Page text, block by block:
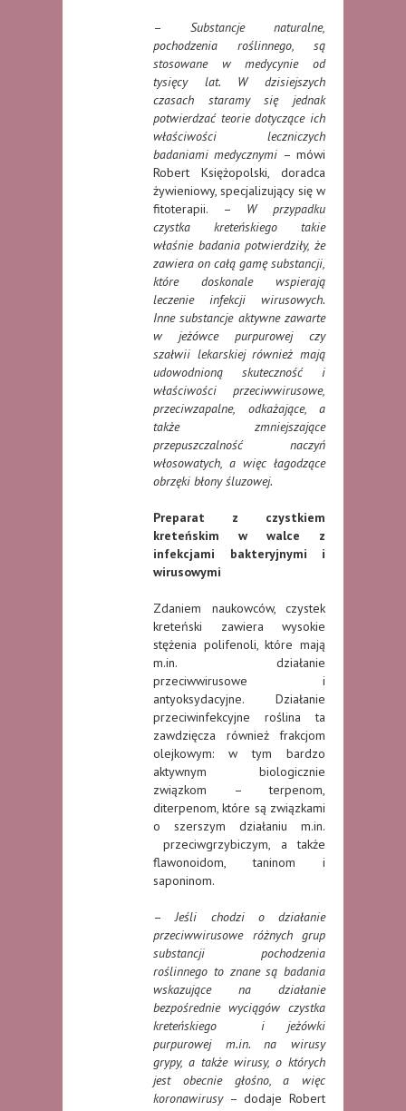
– Substancje naturalne,
pochodzenia roślinnego, są
stosowane w medycynie od
tysięcy lat. W dzisiejszych
czasach staramy się jednak
potwierdzać teorie dotyczące ich
właściwości leczniczych
badaniami medycznymi – mówi
Robert Księżopolski, doradca
żywieniowy, specjalizujący się w
fitoterapii. – W przypadku
czystka kreteńskiego takie
właśnie badania potwierdziły, że
zawiera on całą gamę substancji,
które doskonale wspierają
leczenie infekcji wirusowych.
Inne substancje aktywne zawarte
w jeżówce purpurowej czy
szałwii lekarskiej również mają
udowodnioną skuteczność i
właściwości przeciwwirusowe,
przeciwzapalne, odkażające, a
także zmniejszające
przepuszczalność naczyń
włosowatych, a więc łagodzące
obrzęki błony śluzowej.
Preparat z czystkiem
kreteńskim w walce z
infekcjami bakteryjnymi i
wirusowymi
Zdaniem naukowców, czystek
kreteński zawiera wysokie
stężenia polifenoli, które mają
m.in. działanie
przeciwwirusowe i
antyoksydacyjne. Działanie
przeciwinfekcyjne roślina ta
zawdzięcza również frakcjom
olejkowym: w tym bardzo
aktywnym biologicznie
związkom – terpenom,
diterpenom, które są związkami
o szerszym działaniu m.in.
przeciwgrzybiczym, a także
flawonoidom, taninom i
saponinom.
– Jeśli chodzi o działanie
przeciwwirusowe różnych grup
substancji pochodzenia
roślinnego to znane są badania
wskazujące na działanie
bezpośrednie wyciągów czystka
kreteńskiego i jeżówki
purpurowej m.in. na wirusy
grypy, a także wirusy, o których
jest obecnie głośno, a więc
koronawirusy– dodaje Robert